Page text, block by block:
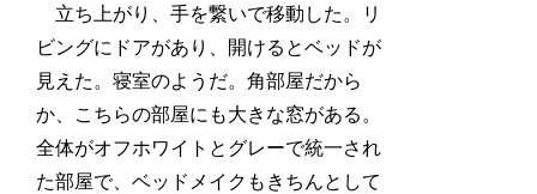
立ち上がり、手を繋いで移動した。リ
ビングにドアがあり、開けるとベッドが
見えた。寝室のようだ。角部屋だから
か、こちらの部屋にも大きな窓がある。
全体がオフホワイトとグレーで統一され
た部屋で、ベッドメイクもきちんとして